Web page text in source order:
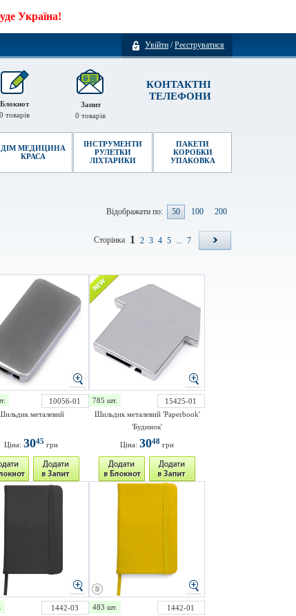
Україна!
Увійти /Реєструватися
КОНТАКТНІ
ТЕЛЕФОНИ
Запит
0 товарів
Блокнот
0 товарів
ДІМ МЕДИЦИНА
КРАСА
ІНСТРУМЕНТИ
РУЛЕТКИ
ЛІХТАРИКИ
ПАКЕТИ
КОРОБКИ
УПАКОВКА
Відображати по: 50 100 200
1 2 3 4 5 ... 7
Сторінка
10056-01
металевий
Ціна: 3045 грн
785 шт.
15425-01
Шильдик металевий 'Paperbook'
'Будинок'
Ціна: 3048 грн
1442-03
483 шт.
1442-01